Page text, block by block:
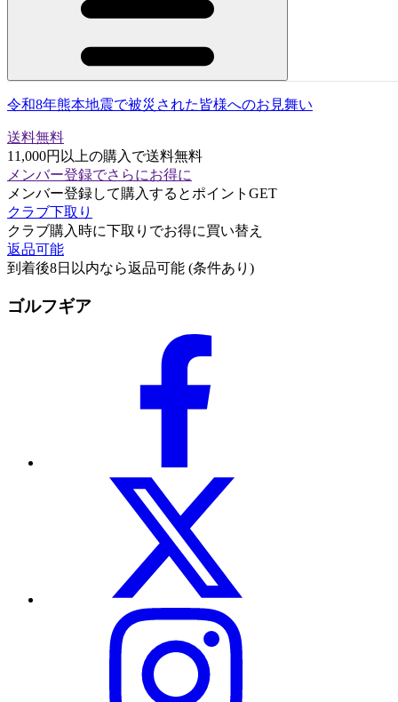
令和8年熊本地震で被災された皆様へのお見舞い
送料無料
11,000円以上の購入で送料無料
メンバー登録でさらにお得に
メンバー登録して購入するとポイントGET
クラブ下取り
クラブ購入時に下取りでお得に買い替え
返品可能
到着後8日以内なら返品可能 (条件あり)
ゴルフギア